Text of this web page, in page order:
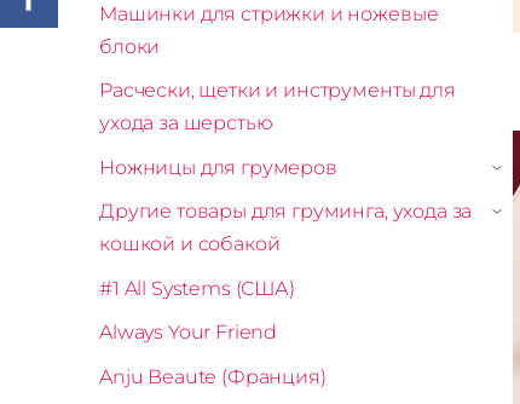
Машинки для стрижки и ножевые
блоки
Расчески, щетки и инструменты для
ухода за шерстью
Ножницы для грумеров
›
Другие товары для груминга, ухода за
кошкой и собакой
›
#1 All Systems (США)
Always Your Friend
Anju Beaute (Франция)